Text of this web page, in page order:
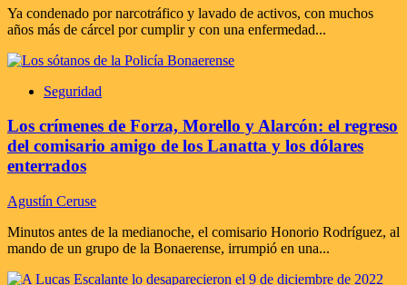
Ya condenado por narcotráfico y lavado de activos, con muchos
años más de cárcel por cumplir y con una enfermedad...
Seguridad
Los crímenes de Forza, Morello y Alarcón: el regreso
del comisario amigo de los Lanatta y los dólares
enterrados
Agustín Ceruse
Minutos antes de la medianoche, el comisario Honorio Rodríguez, al
mando de un grupo de la Bonaerense, irrumpió en una...